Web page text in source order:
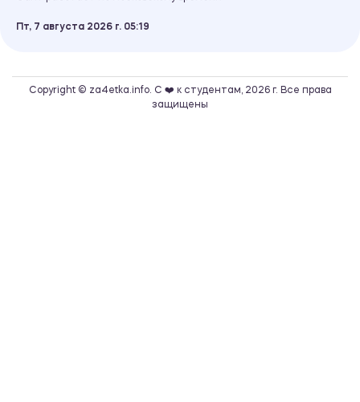
Пт, 7 августа 2026 г. 05 19
Copyright © za4etka.info. С ❤️ к студентам, 2026 г. Все права
защищены